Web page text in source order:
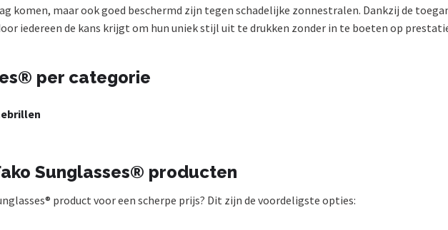
komen, maar ook goed beschermd zijn tegen schadelijke zonnestralen. Dankzij de
iedereen de kans krijgt om hun uniek stijl uit te drukken zonder in te boeten op
per categorie
Sunglasses® producten
product voor een scherpe prijs? Dit zijn de voordeligste opties: